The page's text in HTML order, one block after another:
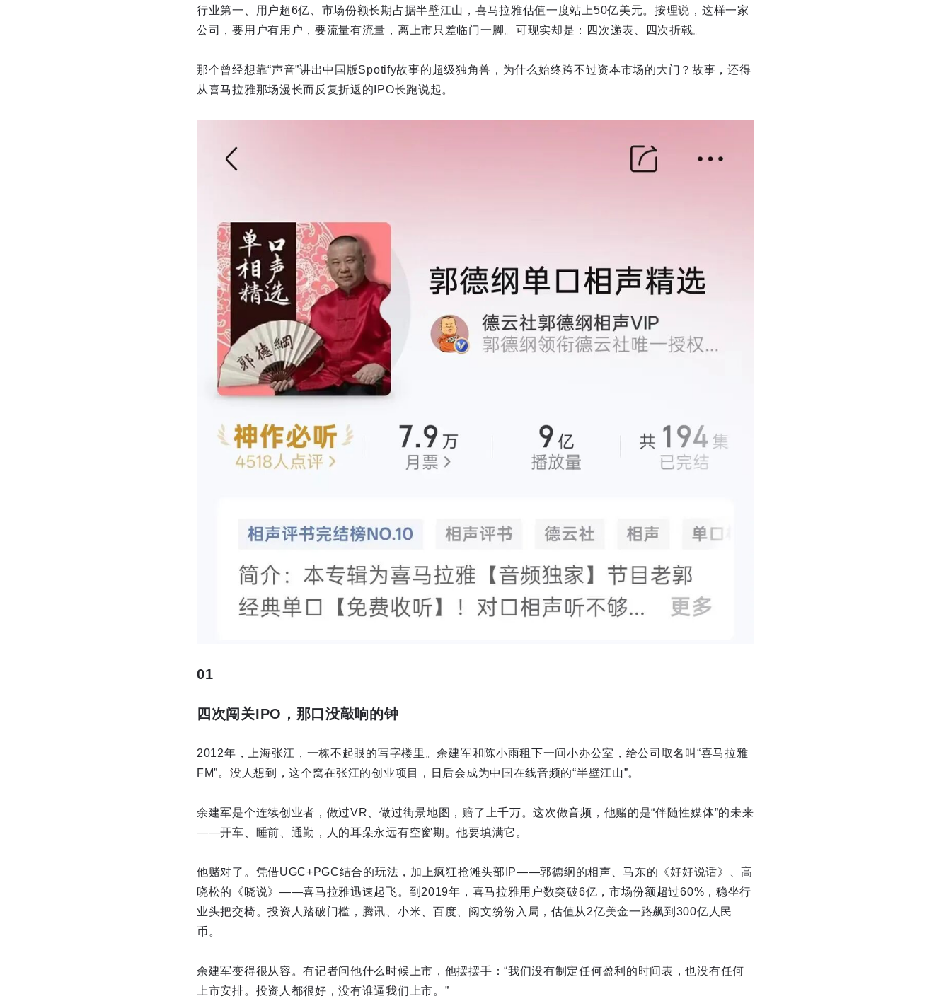
行业第一、用户超6亿、市场份额长期占据半壁江山，喜马拉雅估值一度站上50亿美元。按理说，这样一家
公司，要用户有用户，要流量有流量，离上市只差临门一脚。可现实却是：四次递表、四次折戟。
那个曾经想靠“声音”讲出中国版Spotify故事的超级独角兽，为什么始终跨不过资本市场的大门？故事，还得
从喜马拉雅那场漫长而反复折返的IPO长跑说起。
01
四次闯关IPO，那口没敲响的钟
2012年，上海张江，一栋不起眼的写字楼里。余建军和陈小雨租下一间小办公室，给公司取名叫“喜马拉雅
FM”。没人想到，这个窝在张江的创业项目，日后会成为中国在线音频的“半壁江山”。
余建军是个连续创业者，做过VR、做过街景地图，赔了上千万。这次做音频，他赌的是“伴随性媒体”的未来
——开车、睡前、通勤，人的耳朵永远有空窗期。他要填满它。
他赌对了。凭借UGC+PGC结合的玩法，加上疯狂抢滩头部IP——郭德纲的相声、马东的《好好说话》、高
晓松的《晓说》——喜马拉雅迅速起飞。到2019年，喜马拉雅用户数突破6亿，市场份额超过60%，稳坐行
业头把交椅。投资人踏破门槛，腾讯、小米、百度、阅文纷纷入局，估值从2亿美金一路飙到300亿人民
币。
余建军变得很从容。有记者问他什么时候上市，他摆摆手：“我们没有制定任何盈利的时间表，也没有任何
上市安排。投资人都很好，没有谁逼我们上市。”